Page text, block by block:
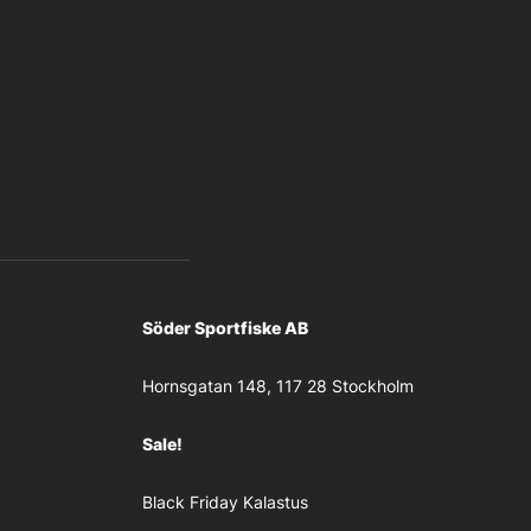
Söder Sportfiske AB
Hornsgatan 148, 117 28 Stockholm
Sale!
Black Friday Kalastus